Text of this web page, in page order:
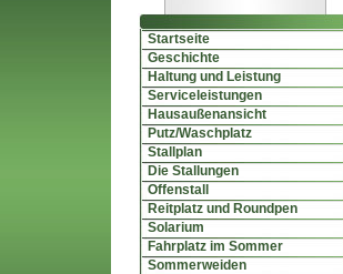
Startseite
Geschichte
Haltung und Leistung
Serviceleistungen
Hausaußenansicht
Putz/Waschplatz
Stallplan
Die Stallungen
Offenstall
Reitplatz und Roundpen
Solarium
Fahrplatz im Sommer
Sommerweiden